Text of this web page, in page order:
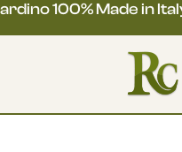
100% Made in